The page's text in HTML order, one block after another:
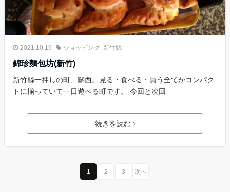
2021.10.19 ショッピング 新竹縣
錦珍麵包坊(新竹)
新竹縣一押しの町、關西。見る・食べる・買う全てがコンパク
トに揃っていて一日遊べる町です。 今回と次回
続きを読む
1 2 3 次へ